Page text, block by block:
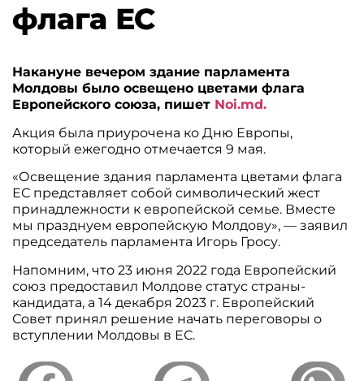
флага ЕС
Накануне вечером здание парламента
Молдовы было освещено цветами флага
Европейского союза, пишет Noi.md.
Акция была приурочена ко Дню Европы,
который ежегодно отмечается 9 мая.
«Освещение здания парламента цветами флага
ЕС представляет собой символический жест
принадлежности к европейской семье. Вместе
мы празднуем европейскую Молдову», — заявил
председатель парламента Игорь Гросу.
Напомним, что 23 июня 2022 года Европейский
союз предоставил Молдове статус страны-
кандидата, а 14 декабря 2023 г. Европейский
Совет принял решение начать переговоры о
вступлении Молдовы в ЕС.